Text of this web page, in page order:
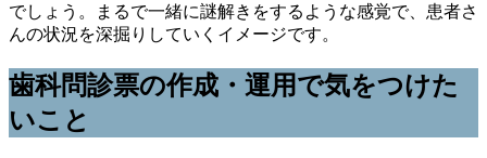
でしょう。まるで一緒に謎解きをするような感覚で、患者さ
んの状況を深掘りしていくイメージです。
歯科問診票の作成・運用で気をつけた
いこと